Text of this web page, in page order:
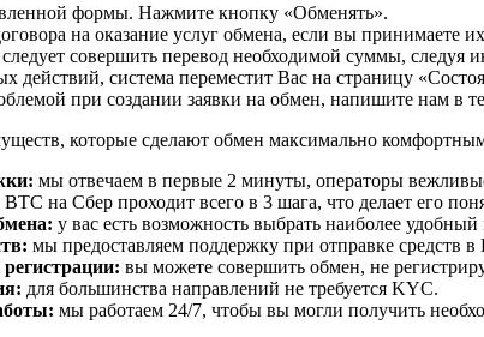
формы. Нажмите кнопку «Обменять».
на оказание услуг обмена, если вы принимаете
совершить перевод необходимой суммы, следуя
действий, система переместит Вас на страницу
при создании заявки на обмен, напишите нам в
которые сделают обмен максимально
мы отвечаем в первые 2 минуты, операторы
на Сбер проходит всего в 3 шага, что делает его
у вас есть возможность выбрать наиболее удобный
мы предоставляем поддержку при отправке средств
вы можете совершить обмен, не
для большинства направлений не требуется KYC.
мы работаем 24/7, чтобы вы могли получить